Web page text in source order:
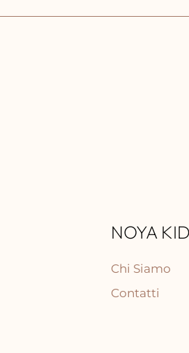
NOYA
Chi Siamo
Contatti